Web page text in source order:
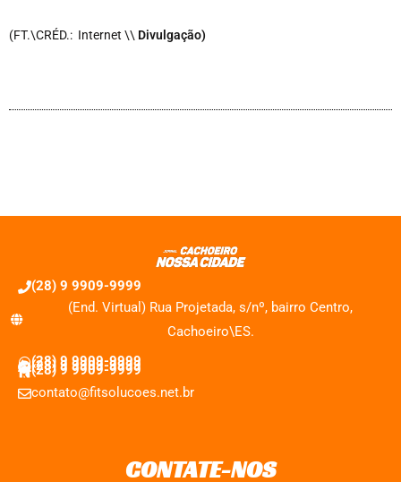
(FT.\CRÉD.: Internet \\ Divulgação)
(28) 9 9909-9999
(End. Virtual) Rua Projetada, s/nº, bairro Centro,
Cachoeiro\ES.
(28) 9 9909-9999
(28) 9 9909-9999
(28) 9 9909-9999
contato@fitsolucoes.net.br
CONTATE-NOS